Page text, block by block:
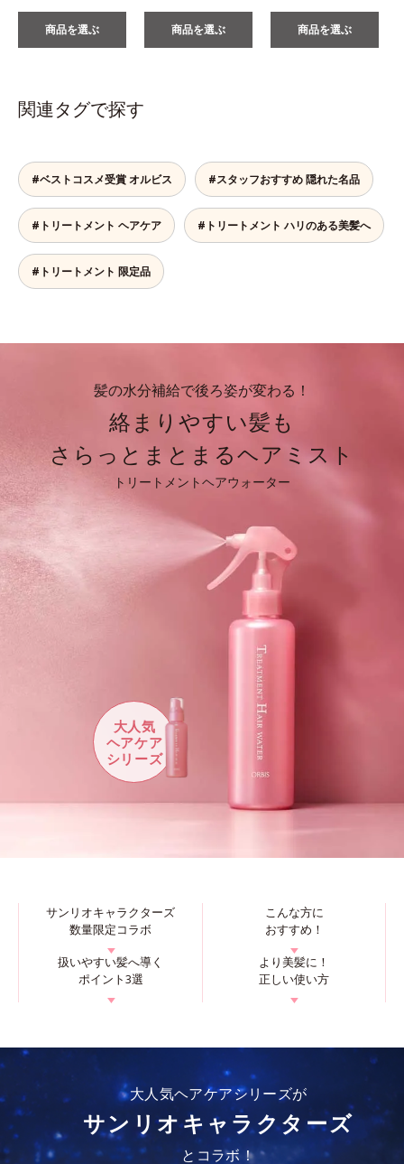
商品を選ぶ 商品を選ぶ 商品を選ぶ
関連タグで探す
#ベストコスメ受賞 オルビス #スタッフおすすめ 隠れた名品
#トリートメント ヘアケア #トリートメント ハリのある美髪へ
#トリートメント 限定品
髪の水分補給で後ろ姿が変わる！
絡まりやすい髪も
さらっとまとまるヘアミスト
トリートメントヘアウォーター
大人気
ヘアケア
シリーズ
サンリオキャラクターズ
数量限定コラボ
▼
こんな方に
おすすめ！
▼
扱いやすい髪へ導く
ポイント3選
▼
より美髪に！
正しい使い方
▼
大人気ヘアケアシリーズが
サンリオキャラクターズ
とコラボ！